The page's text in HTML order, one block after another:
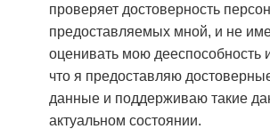
проверяет достоверность
предоставляемых мной, и не
оценивать мою дееспособность
что я предоставляю
данные и поддерживаю такие
актуальном состоянии.